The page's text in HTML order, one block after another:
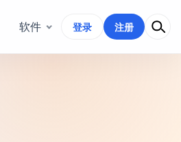
软件 登录 注册